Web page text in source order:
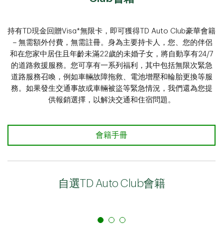
持有TD現金回贈Visa*無限卡，即可獲得TD Auto Club豪華會籍
－無需額外付費，無需註冊。身為主要持卡人，您、您的伴侶
和在您家中居住且年齡未滿22歲的未婚子女，將自動享有24/7
的道路救援服務。您可享有一系列福利，其中包括無限次緊急
道路服務召喚，例如車輛故障拖救、電池增壓和輪胎更換等服
務。如果發生交通事故或車輛被盜等緊急情況，我們還為您提
供報銷選擇，以解決交通和住宿問題。
會籍手冊
自選TD Auto Club會籍